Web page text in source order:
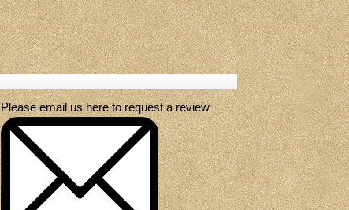
Please email us here to request a review